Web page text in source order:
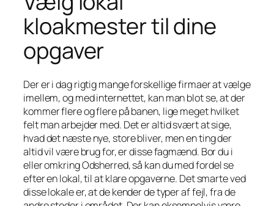
kloakmester til dine
opgaver
Der er i dag rigtig mange forskellige firmaer at vælge
imellem, og med internettet, kan man blot se, at der
kommer flere og flere på banen, lige meget hvilket
felt man arbejder med. Det er altid svært at sige,
hvad det næste nye, store bliver, men en ting der
altid vil være brug for, er disse fagmænd. Bor du i
eller omkring Odsherred, så kan du med fordel se
efter en lokal, til at klare opgaverne. Det smarte ved
disse lokale er, at de kender de typer af fejl, fra de